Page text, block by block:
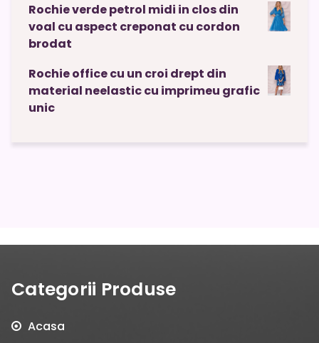
Rochie verde petrol midi in clos din
voal cu aspect creponat cu cordon
brodat
Rochie office cu un croi drept din
material neelastic cu imprimeu grafic
unic
Categorii Produse
Acasa